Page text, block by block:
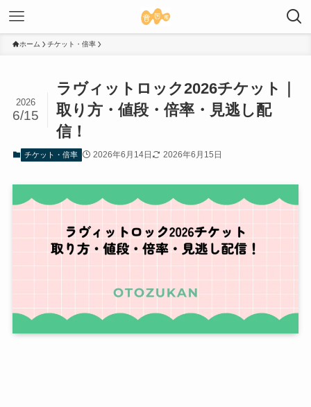
ホーム チケット・倍率
ラヴィットロック2026チケット｜
取り方・値段・倍率・見逃し配
信！
2026
6/15
チケット・倍率 2026年6月14日 2026年6月15日